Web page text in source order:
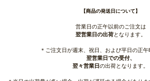
【商品の発送日について】
営業日の正午以前のご注文は
翌営業日の出荷となります。
＊ご注文日が週末、祝日、および平日の正
翌営業日での受付、
翌々営業日の出荷となります。